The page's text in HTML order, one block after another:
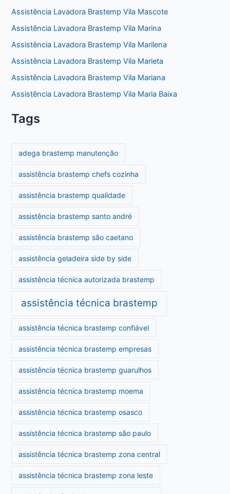
Assistência Lavadora Brastemp Vila Mascote
Assistência Lavadora Brastemp Vila Marina
Assistência Lavadora Brastemp Vila Marilena
Assistência Lavadora Brastemp Vila Marieta
Assistência Lavadora Brastemp Vila Mariana
Assistência Lavadora Brastemp Vila Maria Baixa
Tags
adega brastemp manutenção
assistência brastemp chefs cozinha
assistência brastemp qualidade
assistência brastemp santo andré
assistência brastemp são caetano
assistência geladeira side by side
assistência técnica autorizada brastemp
assistência técnica brastemp
assistência técnica brastemp confiável
assistência técnica brastemp empresas
assistência técnica brastemp guarulhos
assistência técnica brastemp moema
assistência técnica brastemp osasco
assistência técnica brastemp são paulo
assistência técnica brastemp zona central
assistência técnica brastemp zona leste